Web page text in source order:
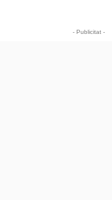
- Publicitat -